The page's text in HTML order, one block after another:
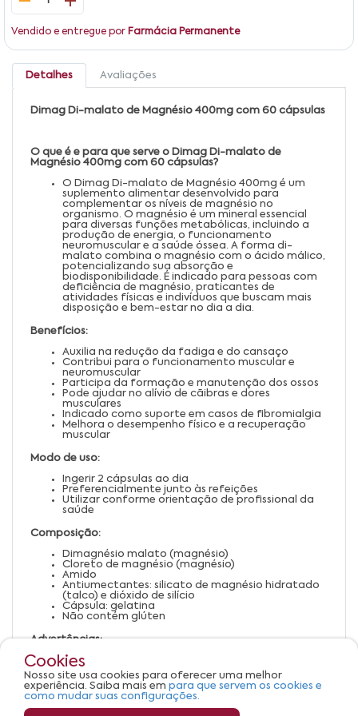
Vendido e entregue por Farmácia Permanente
Detalhes Avaliações
Dimag Di-malato de Magnésio 400mg com 60 cápsulas
O que é e para que serve o Dimag Di-malato de
Magnésio 400mg com 60 cápsulas?
O Dimag Di-malato de Magnésio 400mg é um
suplemento alimentar desenvolvido para
complementar os níveis de magnésio no
organismo. O magnésio é um mineral essencial
para diversas funções metabólicas, incluindo a
produção de energia, o funcionamento
neuromuscular e a saúde óssea. A forma di-
malato combina o magnésio com o ácido málico,
potencializando sua absorção e
biodisponibilidade. É indicado para pessoas com
deficiência de magnésio, praticantes de
atividades físicas e indivíduos que buscam mais
disposição e bem-estar no dia a dia.
Benefícios:
Auxilia na redução da fadiga e do cansaço
Contribui para o funcionamento muscular e
neuromuscular
Participa da formação e manutenção dos ossos
Pode ajudar no alívio de cãibras e dores
musculares
Indicado como suporte em casos de fibromialgia
Melhora o desempenho físico e a recuperação
muscular
Modo de uso:
Ingerir 2 cápsulas ao dia
Preferencialmente junto às refeições
Utilizar conforme orientação de profissional da
saúde
Composição:
Dimagnésio malato (magnésio)
Cloreto de magnésio (magnésio)
Amido
Antiumectantes: silicato de magnésio hidratado
(talco) e dióxido de silício
Cápsula: gelatina
Não contém glúten
Advertências:
Não exceder a recomendação diária de consumo
indicada na embalagem
Mantenha fora do alcance de crianças
Conservar ao abrigo da luz, calor e umidade
Cookies
Nosso site usa cookies para oferecer uma melhor
experiência. Saiba mais em para que servem os cookies e
como mudar suas configurações.